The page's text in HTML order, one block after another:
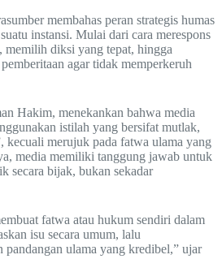
membahas peran strategis humas
instansi. Mulai dari cara merespons
memilih diksi yang tepat, hingga
agar tidak memperkeruh
Hakim, menekankan bahwa media
istilah yang bersifat mutlak,
kecuali merujuk pada fatwa ulama yang
media memiliki tanggung jawab untuk
secara bijak, bukan sekadar
fatwa atau hukum sendiri dalam
isu secara umum, lalu
pandangan ulama yang kredibel,” ujar